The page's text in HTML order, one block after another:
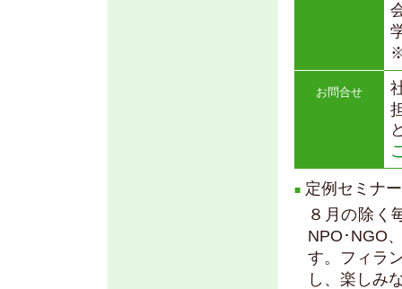
お問合せ
■ 定例セミナ
８月の除く
NPO･NGO
す。フィラ
し、楽しみ